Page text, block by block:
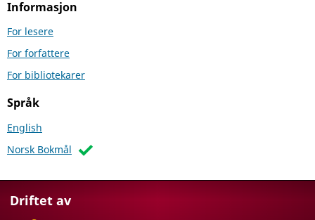
Informasjon
For lesere
For forfattere
For bibliotekarer
Språk
English
Norsk Bokmål
Driftet av